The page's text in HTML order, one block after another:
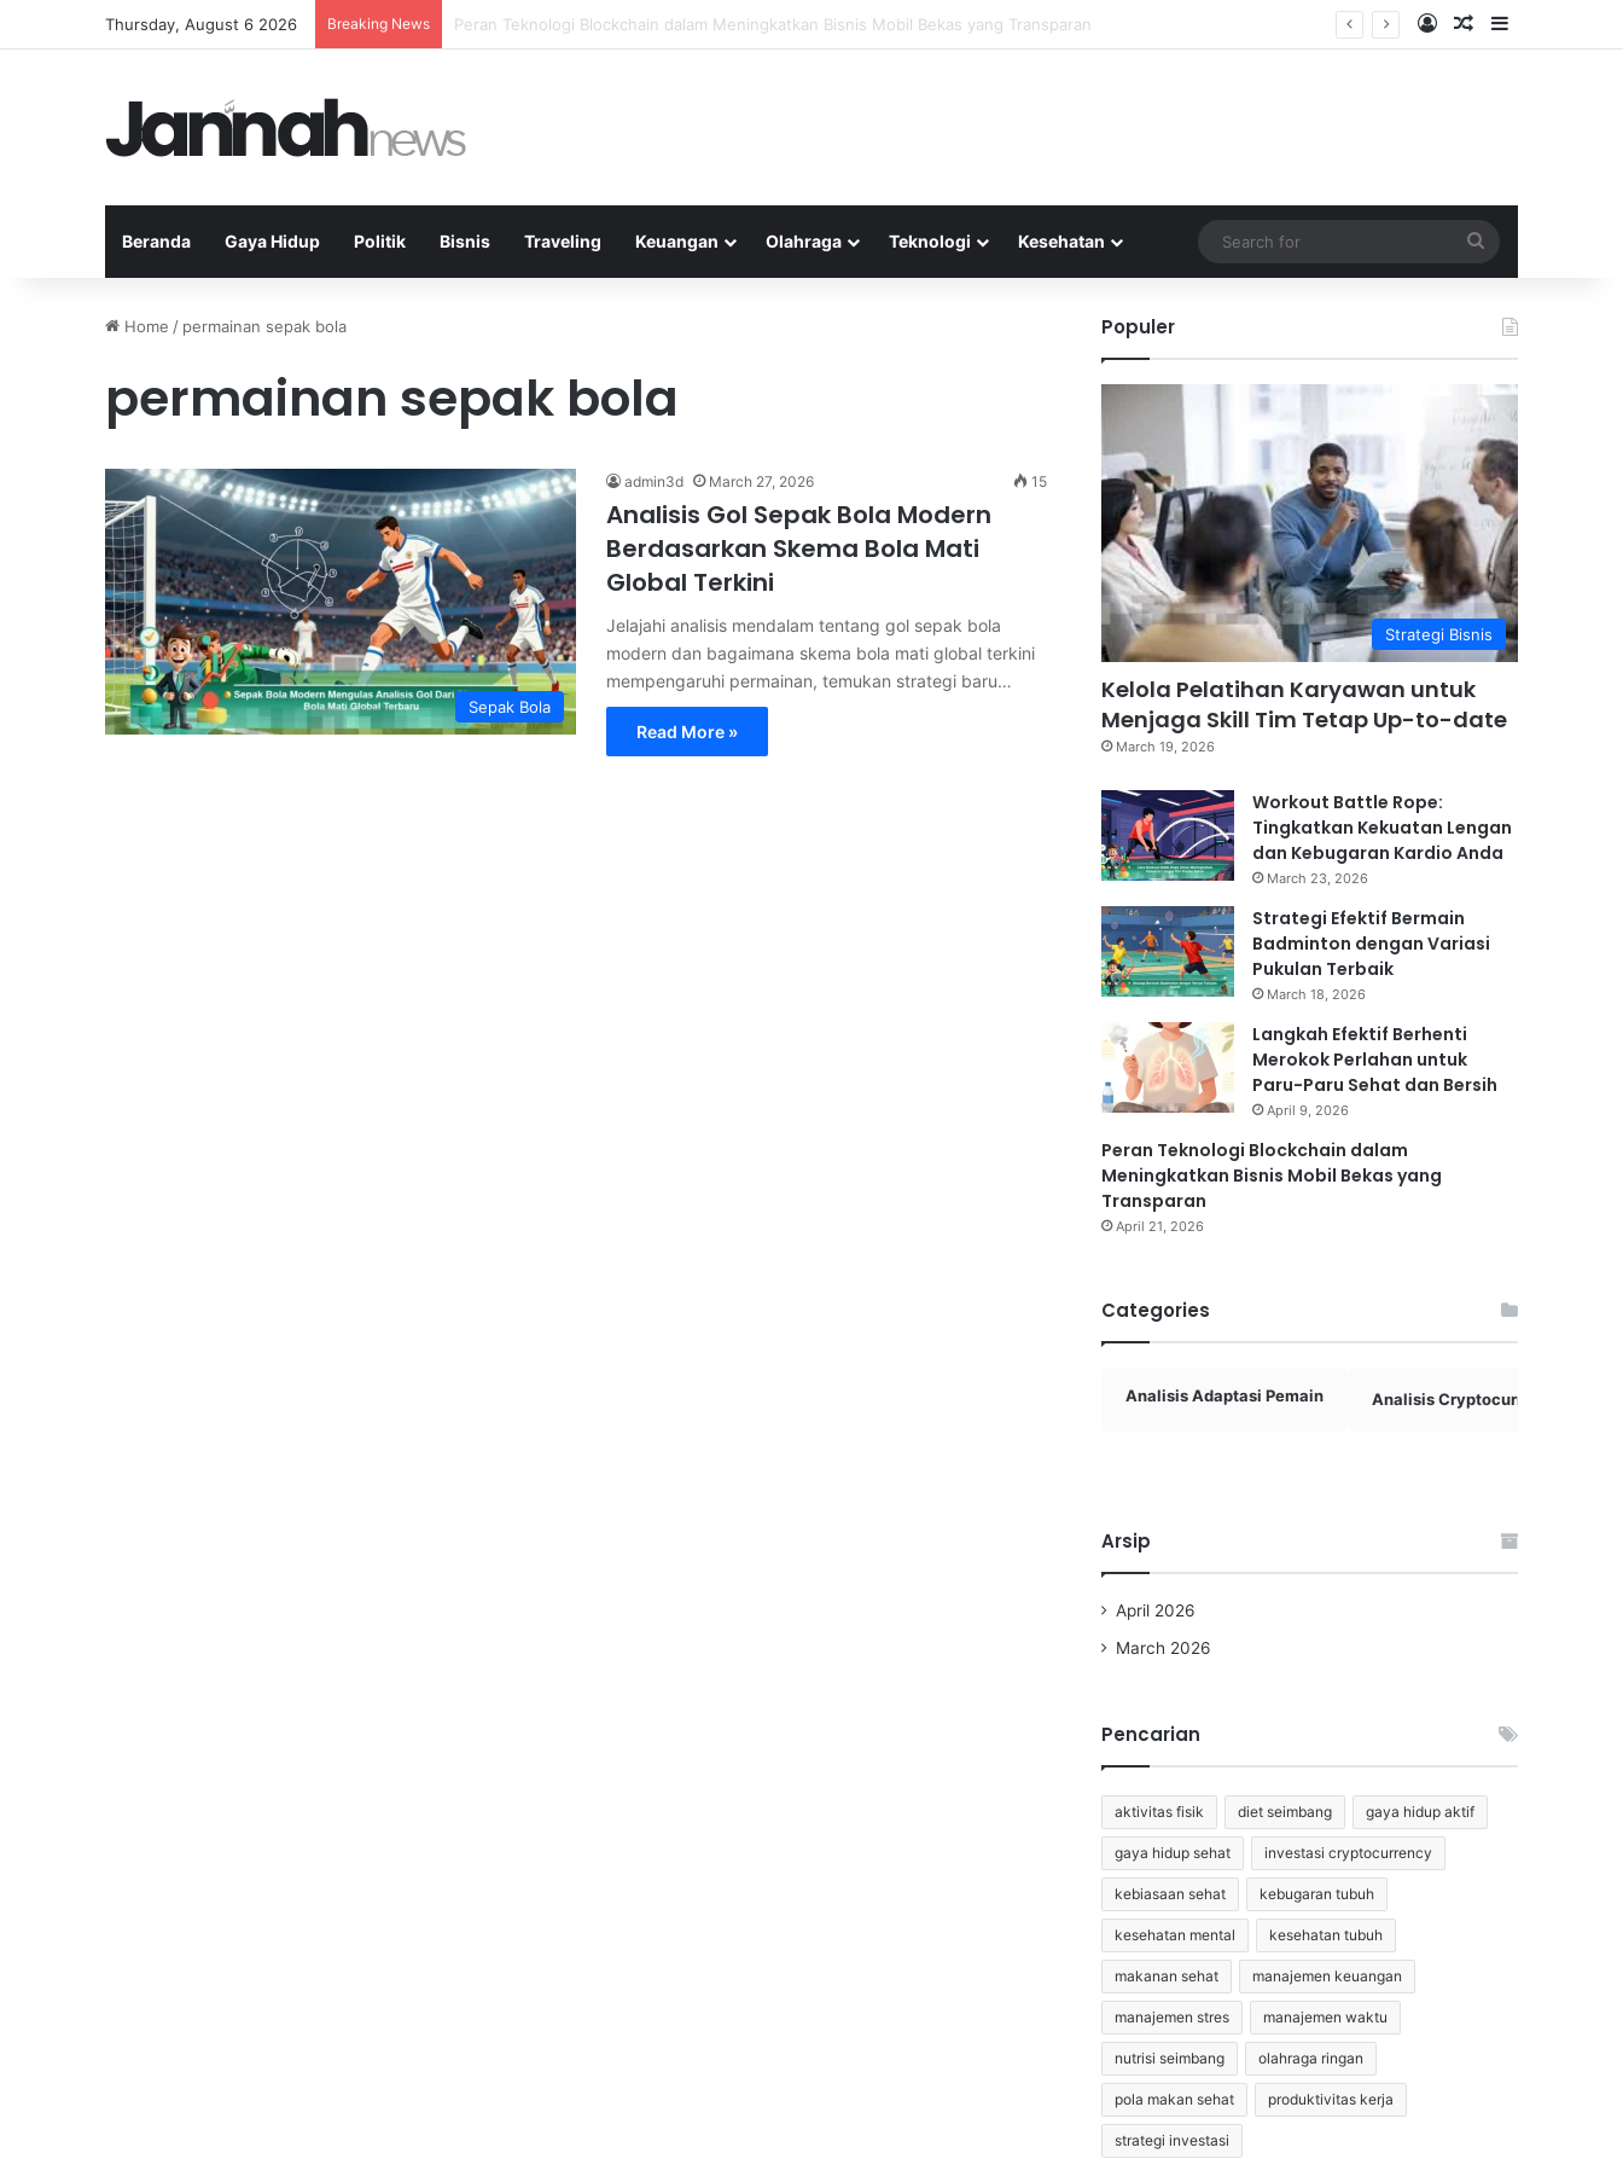
Thursday, August 6 2026 Breaking News Ratusan Rumah Terluka Akibat Gempa, Tanggap Darurat Resmi Ditetapkan Log InRandom Article
Sidebar
Beranda Gaya Hidup Politik Bisnis Traveling Keuangan Olahraga Teknologi Kesehatan
for
Home / permainan sepak bola
permainan sepak bola
Sepak Bola
admin3d March 27, 2026 15
Analisis Gol Sepak Bola Modern
Berdasarkan Skema Bola Mati
Global Terkini
Jelajahi analisis mendalam tentang gol sepak bola
modern dan bagaimana skema bola mati global terkini
mempengaruhi permainan, temukan strategi baru…
Read More »
Populer
Strategi Bisnis
Kelola Pelatihan Karyawan untuk
Menjaga Skill Tim Tetap Up-to-date
March 19, 2026
Workout Battle Rope:
Tingkatkan Kekuatan Lengan
dan Kebugaran Kardio Anda
March 23, 2026
Strategi Efektif Bermain
Badminton dengan Variasi
Pukulan Terbaik
March 18, 2026
Langkah Efektif Berhenti
Merokok Perlahan untuk
Paru-Paru Sehat dan Bersih
April 9, 2026
Peran Teknologi Blockchain dalam
Meningkatkan Bisnis Mobil Bekas yang
Transparan
April 21, 2026
Categories
Analisis Adaptasi Pemain Analisis Cryptocurrency
Arsip
April 2026
March 2026
Pencarian
aktivitas fisik diet seimbang gaya hidup aktif
gaya hidup sehat investasi cryptocurrency
kebiasaan sehat kebugaran tubuh
kesehatan mental kesehatan tubuh
makanan sehat manajemen keuangan
manajemen stres manajemen waktu
nutrisi seimbang olahraga ringan
pola makan sehat produktivitas kerja
strategi investasi